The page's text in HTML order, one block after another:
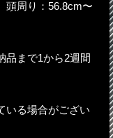
頭周り：56.8cm〜
まで1から2週間
いる場合がござい